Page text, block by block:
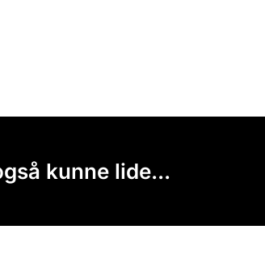
kunne lide...